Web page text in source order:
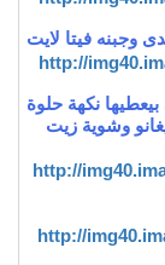
وجبنه فيتا لايت
بيعطيها نكهة حلوة
وشوية زيت